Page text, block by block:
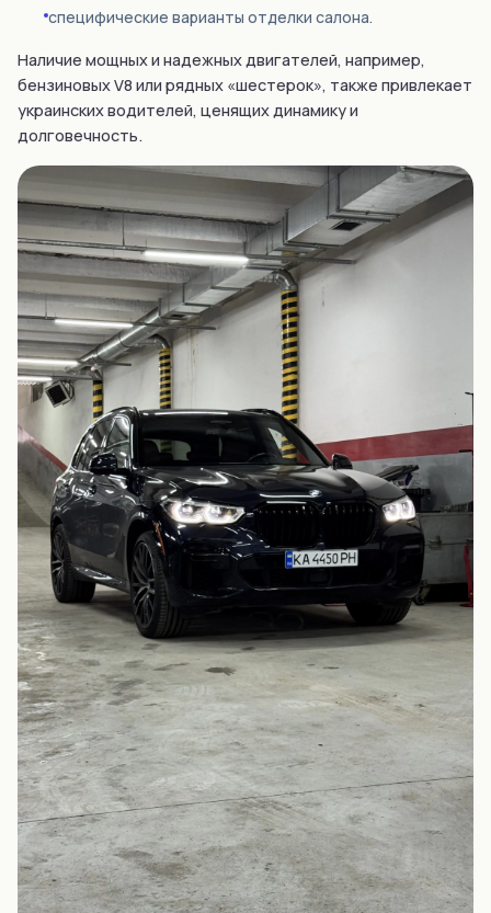
специфические варианты отделки салона.
Наличие мощных и надежных двигателей, например,
бензиновых V8 или рядных «шестерок», также привлекает
украинских водителей, ценящих динамику и
долговечность.